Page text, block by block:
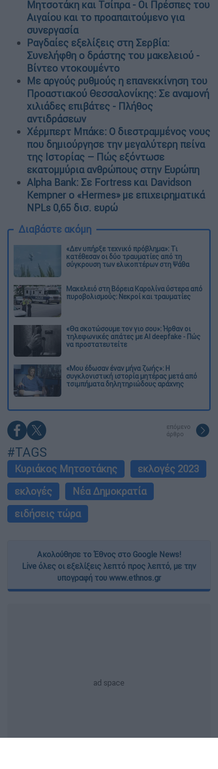
Μητσοτάκη και Τσίπρα - Οι Πρέσπες του
Αιγαίου και το προαπαιτούμενο για
συνεργασία
Ραγδαίες εξελίξεις στη Σερβία:
Συνελήφθη ο δράστης του μακελειού -
Βίντεο ντοκουμέντο
Με αργούς ρυθμούς η επανεκκίνηση του
Προαστιακού Θεσσαλονίκης: Σε αναμονή
χιλιάδες επιβάτες - Πλήθος
αντιδράσεων
Χέρμπερτ Μπάκε: Ο διεστραμμένος νους
που δημιούργησε την μεγαλύτερη πείνα
της Ιστορίας – Πώς εξόντωσε
εκατομμύρια ανθρώπους στην Ευρώπη
Alpha Bank: Σε Fortress και Davidson
Kempner ο «Hermes» με επιχειρηματικά
NPLs 0,65 δισ. ευρώ
Διαβάστε ακόμη
«Δεν υπήρξε τεχνικό πρόβλημα»: Τι
κατέθεσαν οι δύο τραυματίες από τη
σύγκρουση των ελικοπτέρων στη Ψάθα
Μακελειό στη Βόρεια Καρολίνα ύστερα από
πυροβολισμούς: Νεκροί και τραυματίες
«Θα σκοτώσουμε τον γιο σου»: Ήρθαν οι
τηλεφωνικές απάτες με AI deepfake - Πώς
να προστατευτείτε
«Μου έδωσαν έναν μήνα ζωής»: Η
συγκλονιστική ιστορία μητέρας μετά από
τσιμπήματα δηλητηριώδους αράχνης
επόμενο
άρθρο
#TAGS
Κυριάκος Μητσοτάκης
εκλογές 2023
εκλογές
Νέα Δημοκρατία
ειδήσεις τώρα
Ακολούθησε το Έθνος στο Google News!
Live όλες οι εξελίξεις λεπτό προς λεπτό, με την
υπογραφή του www.ethnos.gr